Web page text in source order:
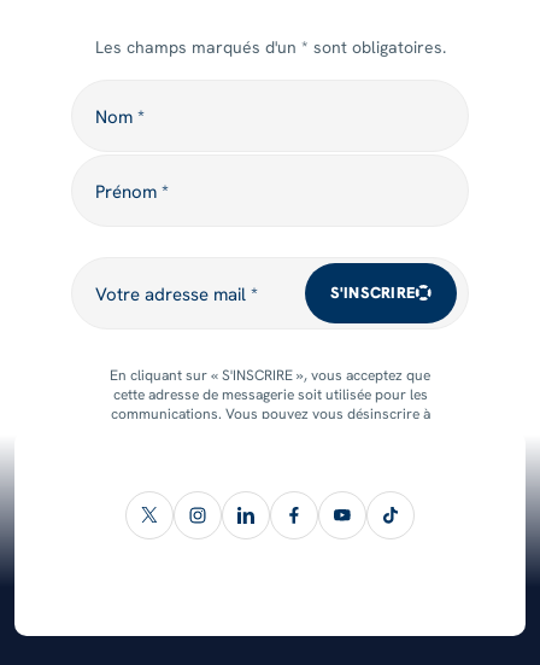
Les champs marqués d'un * sont obligatoires.
Nom *
Prénom *
Votre adresse mail * S'INSCRIRE
En cliquant sur « S'INSCRIRE », vous acceptez que
cette adresse de messagerie soit utilisée pour les
communications. Vous pouvez vous désinscrire à